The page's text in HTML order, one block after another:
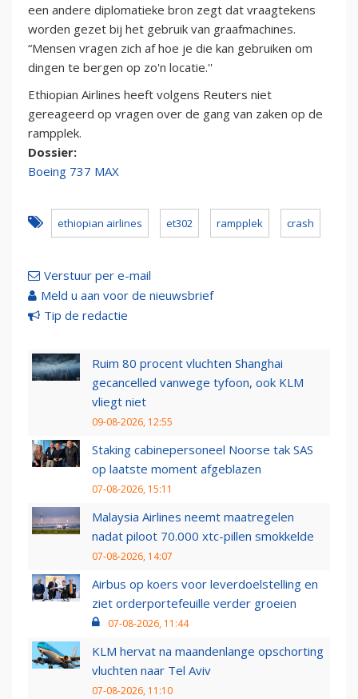
een andere diplomatieke bron zegt dat vraagtekens
worden gezet bij het gebruik van graafmachines.
“Mensen vragen zich af hoe je die kan gebruiken om
dingen te bergen op zo'n locatie.''
Ethiopian Airlines heeft volgens Reuters niet
gereageerd op vragen over de gang van zaken op de
rampplek.
Dossier:
Boeing 737 MAX
ethiopian airlines et302 rampplek crash
Verstuur per e-mail
Meld u aan voor de nieuwsbrief
Tip de redactie
Ruim 80 procent vluchten Shanghai
gecancelled vanwege tyfoon, ook KLM
vliegt niet
09-08-2026, 12:55
Staking cabinepersoneel Noorse tak SAS
op laatste moment afgeblazen
07-08-2026, 15:11
Malaysia Airlines neemt maatregelen
nadat piloot 70.000 xtc-pillen smokkelde
07-08-2026, 14:07
Airbus op koers voor leverdoelstelling en
ziet orderportefeuille verder groeien
07-08-2026, 11:44
KLM hervat na maandenlange opschorting
vluchten naar Tel Aviv
07-08-2026, 11:10